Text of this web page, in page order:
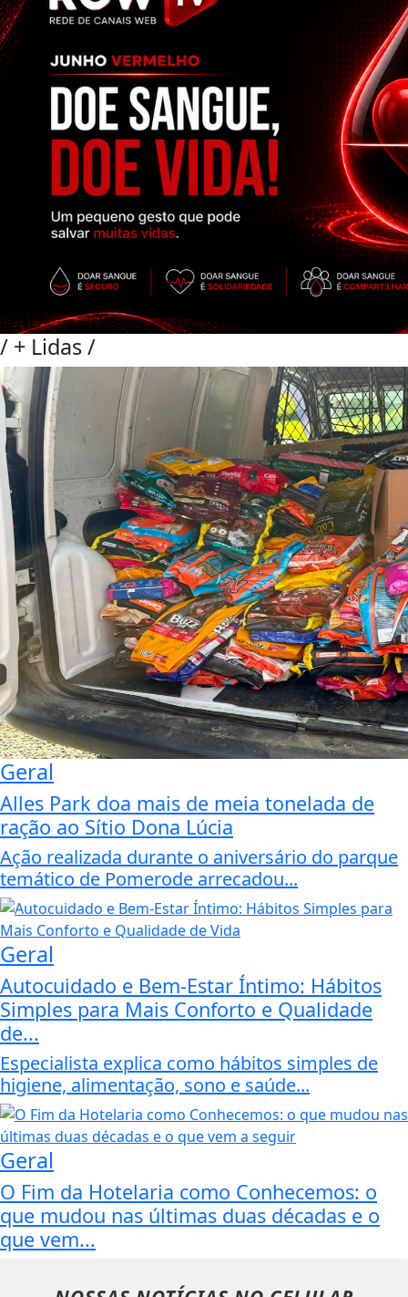
/ + Lidas/
Geral
Alles Park doa mais de meia tonelada de
ração ao Sítio Dona Lúcia
Ação realizada durante o aniversário do parque
temático de Pomerode arrecadou...
Geral
Autocuidado e Bem-Estar Íntimo: Hábitos
Simples para Mais Conforto e Qualidade
de...
Especialista explica como hábitos simples de
higiene, alimentação, sono e saúde...
Geral
O Fim da Hotelaria como Conhecemos: o
que mudou nas últimas duas décadas e o
que vem...